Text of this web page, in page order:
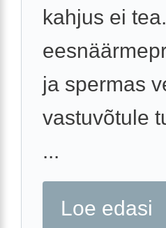
kahjus ei
ja spermas
vastuvõtule
...
Loe edasi